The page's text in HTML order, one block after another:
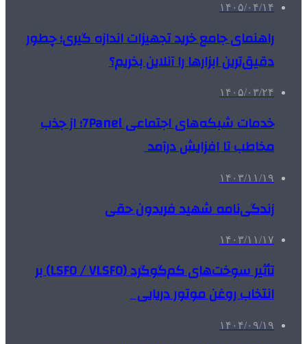
۱۴۰۵/۰۴/۱۴
راهنمای جامع خرید تجهیزات اندازه گیری؛ چطور
دقیق‌ترین ابزارها را آنلاین بخریم؟
۱۴۰۵/۰۳/۲۴
خدمات شبکه‌های اجتماعی 7Panel؛ از جذب
مخاطب تا افزایش درآمد
۱۴۰۳/۱۱/۱۹
زندگی‌نامه شهید فریدون حقی
۱۴۰۳/۱۱/۱۷
تأثیر سوخت‌های کم‌گوگرد (LSFO / VLSFO) بر
انتخاب روغن موتور دریایی
۱۴۰۴/۰۹/۱۹